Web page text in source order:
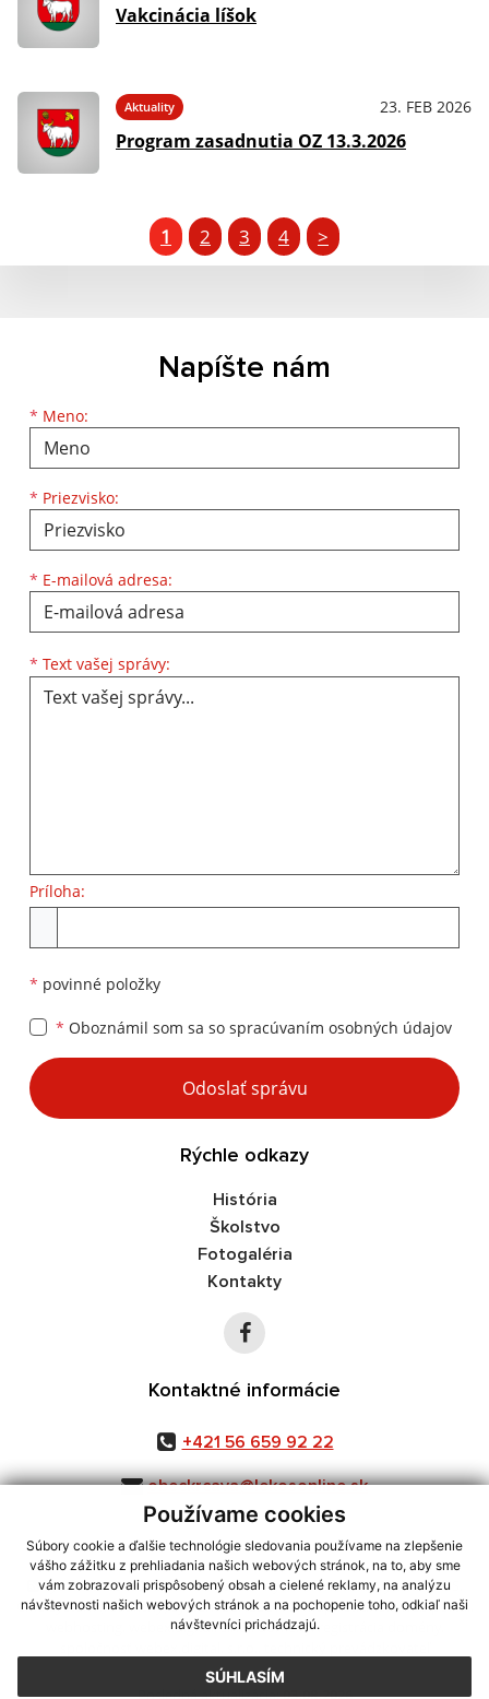
Používame cookies
Súbory cookie a ďalšie technológie sledovania používame na zlepšenie
vášho zážitku z prehliadania našich webových stránok, na to, aby sme
vám zobrazovali prispôsobený obsah a cielené reklamy, na analýzu
návštevnosti našich webových stránok a na pochopenie toho, odkiaľ naši
návštevníci prichádzajú.
SÚHLASÍM
Vakcinácia líšok
Aktuality 23. FEB 2026
Program zasadnutia OZ 13.3.2026
1 2 3 4 >
Napíšte nám
* Meno:
Meno
* Priezvisko:
Priezvisko
* E-mailová adresa:
E-mailová adresa
* Text vašej správy:
Príloha:
* povinné položky
* Oboznámil som sa so spracúvaním osobných údajov
Google reCaptcha Response
Odoslať správu
Rýchle odkazy
História
Školstvo
Fotogaléria
Kontakty
Kontaktné informácie
+421 56 659 92 22
obeckrcava@lekosonline.sk
využite možnosť získavania aktuálnych informácií s využitím RSS
CMS systém (redakčný) systém ECHELON 2,Mapa stránok,web portál
webex.digital, s.r.o.,domény,registrácia domény
Posledná aktualizácia:03.08.2026